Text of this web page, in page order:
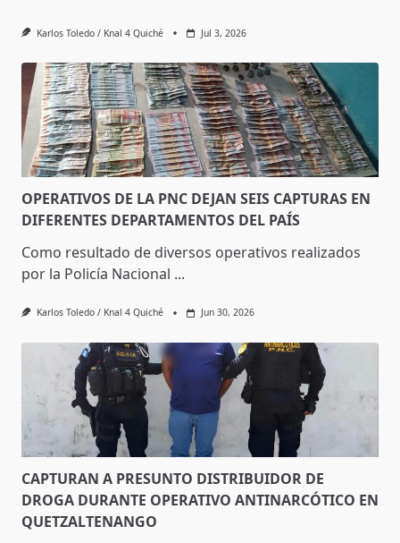
Karlos Toledo / Knal 4 Quiché Jul 3, 2026
OPERATIVOS DE LA PNC DEJAN SEIS CAPTURAS EN
DIFERENTES DEPARTAMENTOS DEL PAÍS
Como resultado de diversos operativos realizados
por la Policía Nacional ...
Karlos Toledo / Knal 4 Quiché Jun 30, 2026
CAPTURAN A PRESUNTO DISTRIBUIDOR DE
DROGA DURANTE OPERATIVO ANTINARCÓTICO EN
QUETZALTENANGO